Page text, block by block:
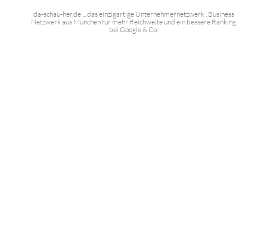
da-schau-her.de ... das einzigartige Unternehmernetzwerk . Business
Netzwerk aus München für mehr Reichweite und ein bessere Ranking
bei Google & Co.